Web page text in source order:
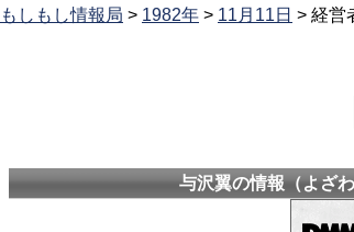
もしもし情報局 > 1982年 > 11月11日 > 経営
与沢翼の情報（よざ